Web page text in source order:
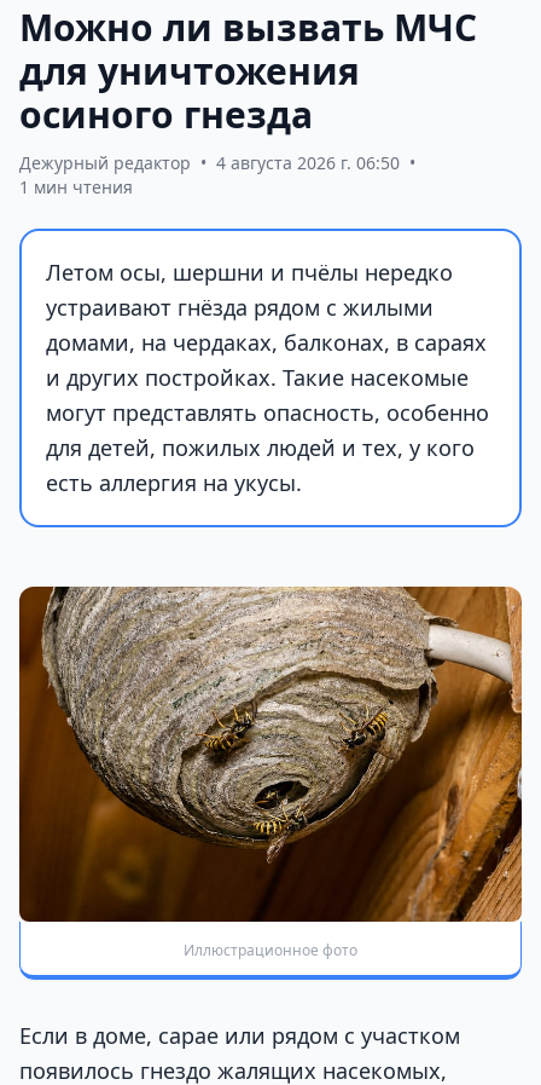
Можно ли вызвать МЧС
для уничтожения
осиного гнезда
Дежурный редактор • 4 августа 2026 г. 06:50 •
1 мин чтения
Летом осы, шершни и пчёлы нередко
устраивают гнёзда рядом с жилыми
домами, на чердаках, балконах, в сараях
и других постройках. Такие насекомые
могут представлять опасность, особенно
для детей, пожилых людей и тех, у кого
есть аллергия на укусы.
Иллюстрационное фото
Если в доме, сарае или рядом с участком
появилось гнездо жалящих насекомых,